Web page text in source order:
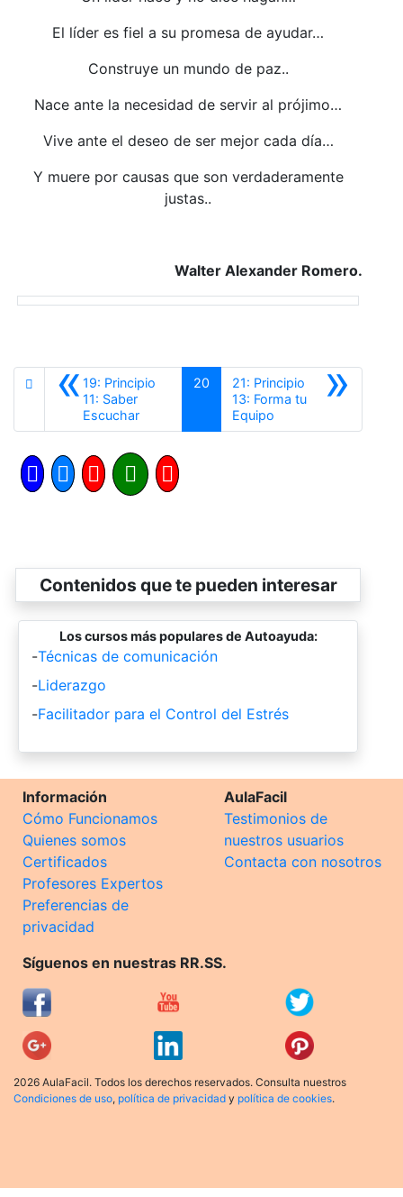
El líder es fiel a su promesa de ayudar…
Construye un mundo de paz..
Nace ante la necesidad de servir al prójimo…
Vive ante el deseo de ser mejor cada día…
Y muere por causas que son verdaderamente
justas..
Walter Alexander Romero.
«19: Principio
11: Saber
EscucharAnterior
20 »
21: Principio
13: Forma tu
Equipo
Contenidos que te pueden interesar
Los cursos más populares de Autoayuda:
-Técnicas de comunicación
-Liderazgo
-Facilitador para el Control del Estrés
Información
Cómo Funcionamos
Quienes somos
Certificados
Profesores Expertos
Preferencias de
privacidad
AulaFacil
Testimonios de
nuestros usuarios
Contacta con nosotros
Síguenos en nuestras RR.SS.
2026 AulaFacil. Todos los derechos reservados. Consulta nuestros
Condiciones de uso, política de privacidad y política de cookies.